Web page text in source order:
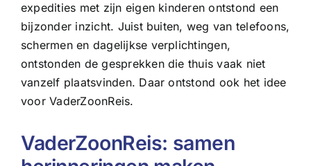
expedities met zijn eigen kinderen ontstond een
bijzonder inzicht. Juist buiten, weg van telefoons,
schermen en dagelijkse verplichtingen,
ontstonden de gesprekken die thuis vaak niet
vanzelf plaatsvinden. Daar ontstond ook het idee
voor VaderZoonReis.
VaderZoonReis: samen